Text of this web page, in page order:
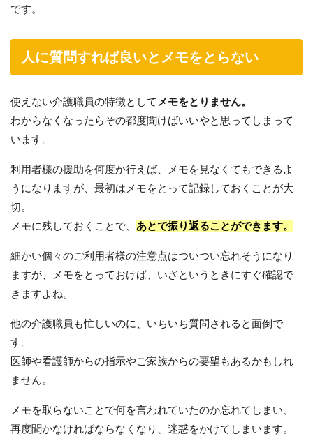
です。
人に質問すれば良いとメモをとらない
使えない介護職員の特徴として メモをとりません。
わからなくなったらその都度聞けばいいやと思ってしまって
います。
利用者様の援助を何度か行えば、メモを見なくてもできるよ
うになりますが、最初はメモをとって記録しておくことが大
切。
メモに残しておくことで、 あとで振り返ることができます。
細かい個々のご利用者様の注意点はついつい忘れそうになり
ますが、メモをとっておけば、いざというときにすぐ確認で
きますよね。
他の介護職員も忙しいのに、いちいち質問されると面倒で
す。
医師や看護師からの指示やご家族からの要望もあるかもしれ
ません。
メモを取らないことで何を言われていたのか忘れてしまい、
再度聞かなければならなくなり、迷惑をかけてしまいます。